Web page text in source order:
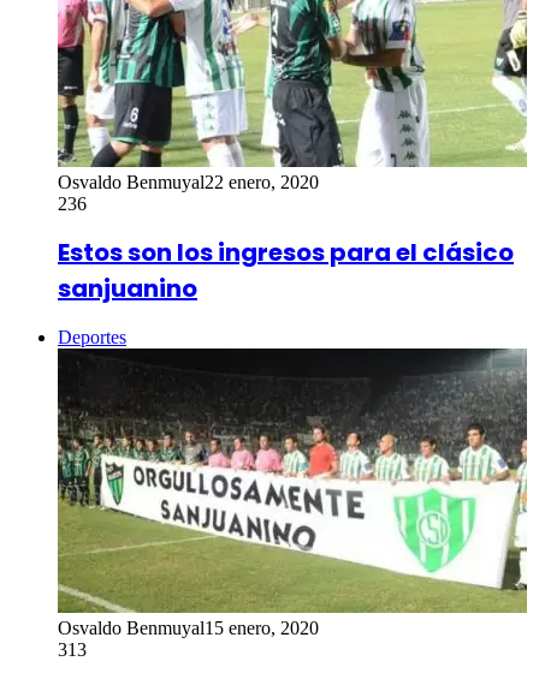
Osvaldo Benmuyal22 enero, 2020
236
Estos son los ingresos para el clásico
sanjuanino
Deportes
Osvaldo Benmuyal15 enero, 2020
313